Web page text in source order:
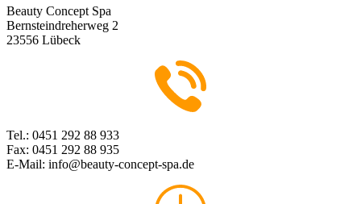
Beauty Concept Spa
Bernsteindreherweg 2
23556 Lübeck
Tel.: 0451 292 88 933
Fax: 0451 292 88 935
E-Mail: info@beauty-concept-spa.de